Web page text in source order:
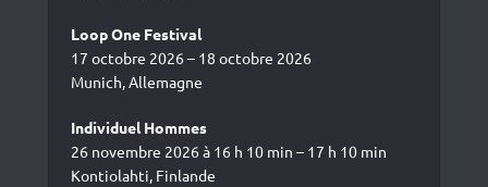
Loop One Festival
17 octobre 2026 – 18 octobre 2026
Munich, Allemagne
Individuel Hommes
26 novembre 2026 à 16 h 10 min – 17 h 10 min
Kontiolahti, Finlande